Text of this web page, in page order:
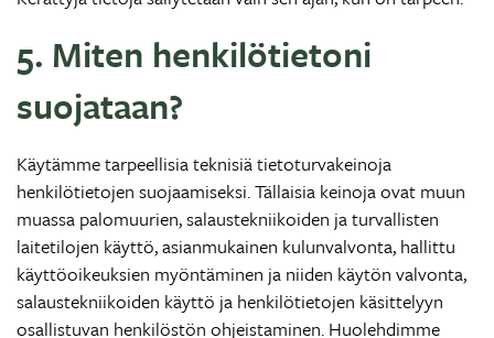
5. Miten henkilötietoni
suojataan?
Käytämme tarpeellisia teknisiä tietoturvakeinoja
henkilötietojen suojaamiseksi. Tällaisia keinoja ovat muun
muassa palomuurien, salaustekniikoiden ja turvallisten
laitetilojen käyttö, asianmukainen kulunvalvonta, hallittu
käyttöoikeuksien myöntäminen ja niiden käytön valvonta,
salaustekniikoiden käyttö ja henkilötietojen käsittelyyn
osallistuvan henkilöstön ohjeistaminen. Huolehdimme